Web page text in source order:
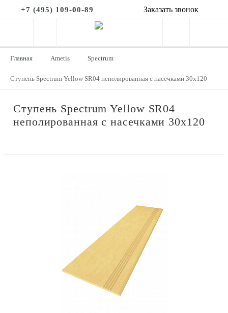
+7 (495) 109-00-89 Заказать звонок
Главная Ametis Spectrum
Ступень Spectrum Yellow SR04 неполированная с насечками 30x120
Ступень Spectrum Yellow SR04
неполированная с насечками 30x120